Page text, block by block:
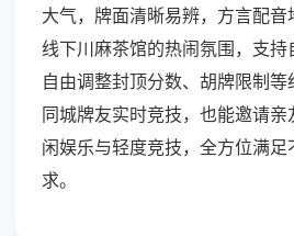
大气，牌面清晰易辨，方言配
线下川麻茶馆的热闹氛围，支
自由调整封顶分数、胡牌限制
同城牌友实时竞技，也能邀请
闲娱乐与轻度竞技，全方位满足
求。